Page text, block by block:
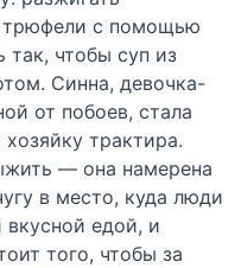
трюфели с помощью
так, чтобы суп из
Синна, девочка-
от побоев, стала
трактира.
— она намерена
в место, куда люди
вкусной едой, и
того, чтобы за